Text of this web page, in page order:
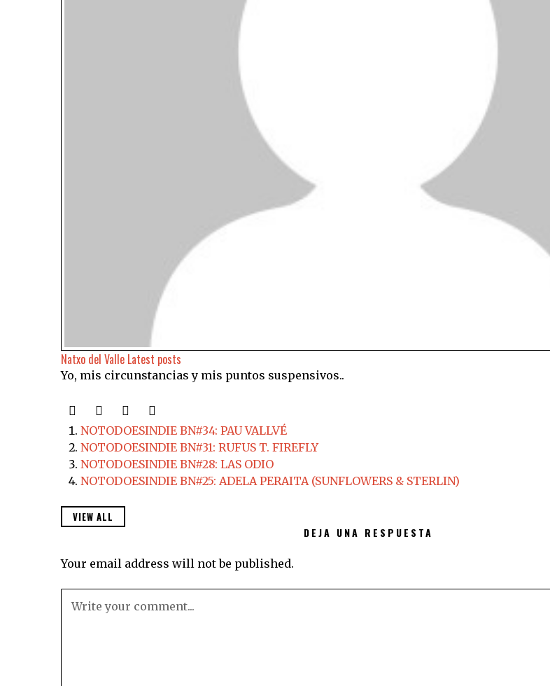
Natxo del Valle Latest posts
Yo, mis circunstancias y mis puntos suspensivos..
NOTODOESINDIE BN#34: PAU VALLVÉ
NOTODOESINDIE BN#31: RUFUS T. FIREFLY
NOTODOESINDIE BN#28: LAS ODIO
NOTODOESINDIE BN#25: ADELA PERAITA (SUNFLOWERS & STERLIN)
VIEW ALL
DEJA UNA RESPUESTA
Your email address will not be published.